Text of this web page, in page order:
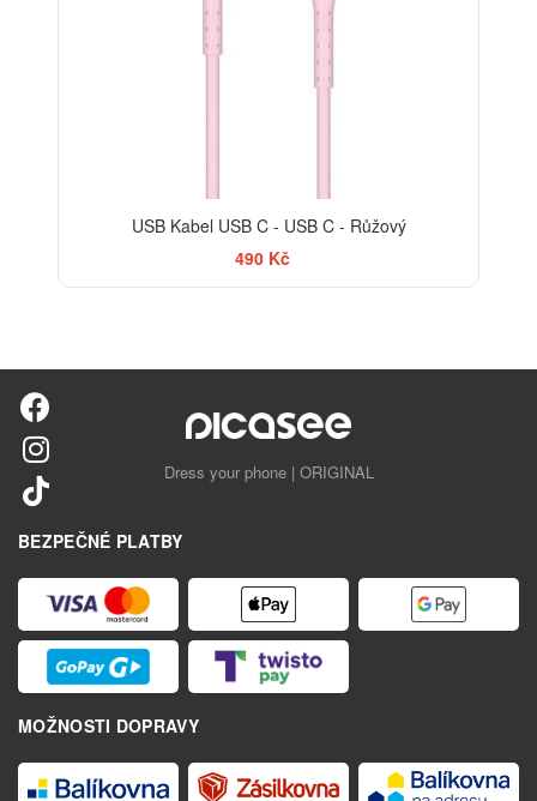
USB Kabel USB C - USB C - Růžový
490 Kč
Dress your phone | ORIGINAL
BEZPEČNÉ PLATBY
MOŽNOSTI DOPRAVY